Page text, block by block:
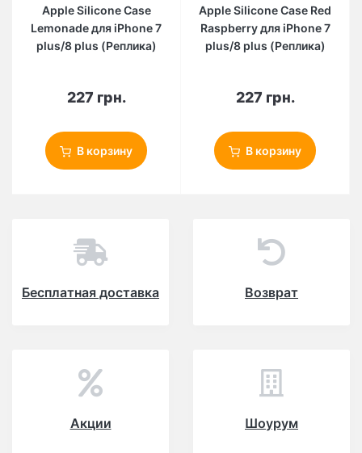
Apple Silicone Case
Lemonade для iPhone 7
plus/8 plus (Реплика)
227 грн.
В корзину
Apple Silicone Case Red
Raspberry для iPhone 7
plus/8 plus (Реплика)
227 грн.
В корзину
Бесплатная доставка Возврат
Акции Шоурум